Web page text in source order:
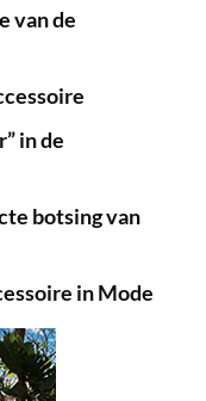
van de
in de
botsing van
in Mode